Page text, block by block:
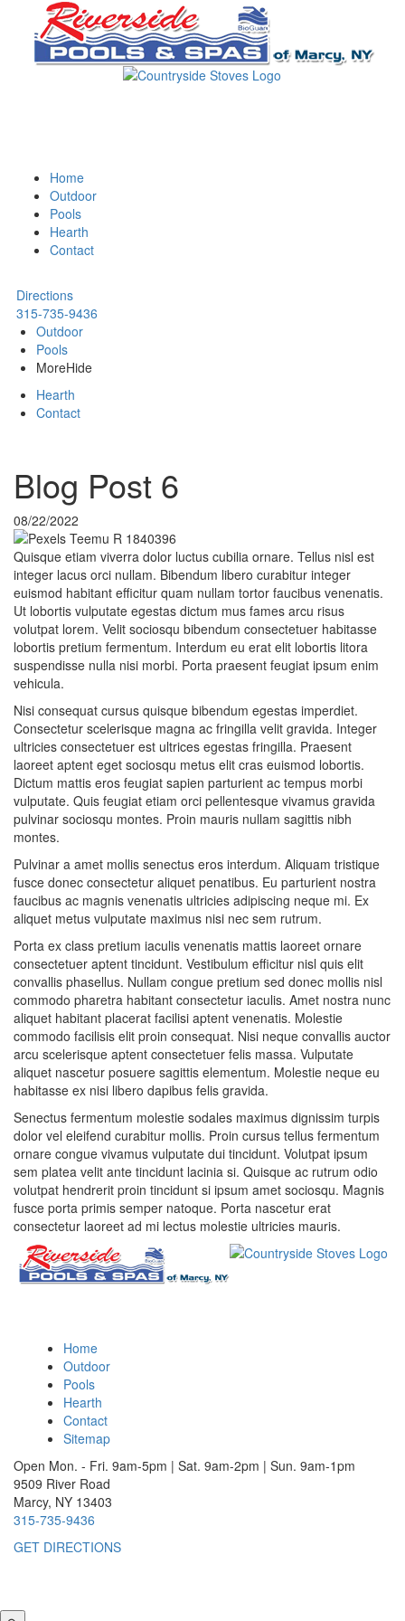
Home
Outdoor
Pools
Hearth
Contact
Directions
315-735-9436
Outdoor
Pools
MoreHide
Hearth
Contact
Blog Post 6
08/22/2022
Quisque etiam viverra dolor luctus cubilia ornare. Tellus nisl est
integer lacus orci nullam. Bibendum libero curabitur integer
euismod habitant efficitur quam nullam tortor faucibus venenatis.
Ut lobortis vulputate egestas dictum mus fames arcu risus
volutpat lorem. Velit sociosqu bibendum consectetuer habitasse
lobortis pretium fermentum. Interdum eu erat elit lobortis litora
suspendisse nulla nisi morbi. Porta praesent feugiat ipsum enim
vehicula.
Nisi consequat cursus quisque bibendum egestas imperdiet.
Consectetur scelerisque magna ac fringilla velit gravida. Integer
ultricies consectetuer est ultrices egestas fringilla. Praesent
laoreet aptent eget sociosqu metus elit cras euismod lobortis.
Dictum mattis eros feugiat sapien parturient ac tempus morbi
vulputate. Quis feugiat etiam orci pellentesque vivamus gravida
pulvinar sociosqu montes. Proin mauris nullam sagittis nibh
montes.
Pulvinar a amet mollis senectus eros interdum. Aliquam tristique
fusce donec consectetur aliquet penatibus. Eu parturient nostra
faucibus ac magnis venenatis ultricies adipiscing neque mi. Ex
aliquet metus vulputate maximus nisi nec sem rutrum.
Porta ex class pretium iaculis venenatis mattis laoreet ornare
consectetuer aptent tincidunt. Vestibulum efficitur nisl quis elit
convallis phasellus. Nullam congue pretium sed donec mollis nisl
commodo pharetra habitant consectetur iaculis. Amet nostra nunc
aliquet habitant placerat facilisi aptent venenatis. Molestie
commodo facilisis elit proin consequat. Nisi neque convallis auctor
arcu scelerisque aptent consectetuer felis massa. Vulputate
aliquet nascetur posuere sagittis elementum. Molestie neque eu
habitasse ex nisi libero dapibus felis gravida.
Senectus fermentum molestie sodales maximus dignissim turpis
dolor vel eleifend curabitur mollis. Proin cursus tellus fermentum
ornare congue vivamus vulputate dui tincidunt. Volutpat ipsum
sem platea velit ante tincidunt lacinia si. Quisque ac rutrum odio
volutpat hendrerit proin tincidunt si ipsum amet sociosqu. Magnis
fusce porta primis semper natoque. Porta nascetur erat
consectetur laoreet ad mi lectus molestie ultricies mauris.
Home
Outdoor
Pools
Hearth
Contact
Sitemap
Open Mon. - Fri. 9am-5pm | Sat. 9am-2pm | Sun. 9am-1pm
9509 River Road
Marcy, NY 13403
315-735-9436
GET DIRECTIONS